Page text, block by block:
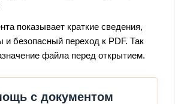
показывает краткие сведения,
безопасный переход к PDF. Так
файла перед открытием.
с документом